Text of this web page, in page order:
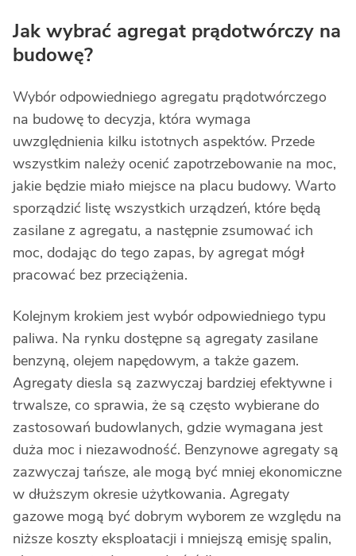
Jak wybrać agregat prądotwórczy na
budowę?
Wybór odpowiedniego agregatu prądotwórczego
na budowę to decyzja, która wymaga
uwzględnienia kilku istotnych aspektów. Przede
wszystkim należy ocenić zapotrzebowanie na moc,
jakie będzie miało miejsce na placu budowy. Warto
sporządzić listę wszystkich urządzeń, które będą
zasilane z agregatu, a następnie zsumować ich
moc, dodając do tego zapas, by agregat mógł
pracować bez przeciążenia.
Kolejnym krokiem jest wybór odpowiedniego typu
paliwa. Na rynku dostępne są agregaty zasilane
benzyną, olejem napędowym, a także gazem.
Agregaty diesla są zazwyczaj bardziej efektywne i
trwalsze, co sprawia, że są często wybierane do
zastosowań budowlanych, gdzie wymagana jest
duża moc i niezawodność. Benzynowe agregaty są
zazwyczaj tańsze, ale mogą być mniej ekonomiczne
w dłuższym okresie użytkowania. Agregaty
gazowe mogą być dobrym wyborem ze względu na
niższe koszty eksploatacji i mniejszą emisję spalin,